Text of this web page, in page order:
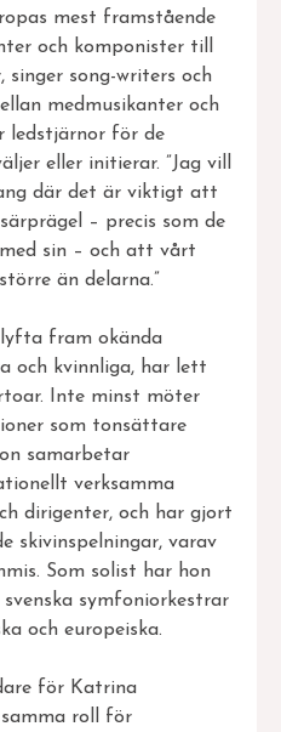
mest framstående
och komponister till
singer song-writers och
medmusikanter och
ledstjärnor för de
eller initierar. ”Jag vill
där det är viktigt att
– precis som de
sin – och att vårt
än delarna.”
fram okända
och kvinnliga, har lett
Inte minst möter
som tonsättare
samarbetar
verksamma
dirigenter, och har gjort
skivinspelningar, varav
Som solist har hon
symfoniorkestrar
och europeiska.
för Katrina
samma roll för